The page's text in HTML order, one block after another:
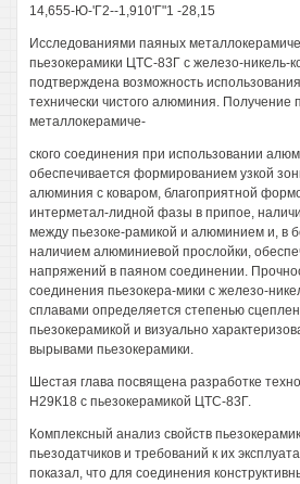
14,655-Ю-'Г2--1,910'Г"1 -28,15
Исследованиями паяных
пьезокерамики ЦТС-83Г с железо-никель-
подтверждена возможность
технически чистого алюминия. Получение
металлокерамиче-
ского соединения при использовании
обеспечивается формированием узкой
алюминия с коваром, благоприятной
интерметал-лидной фазы в припое,
между пьезоке-рамикой и алюминием и, в
наличием алюминиевой прослойки,
напряжений в паяном соединении.
соединения пьезокера-мики с железо-
сплавами определяется степенью
пьезокерамикой и визуально
вырывами пьезокерамики.
Шестая глава посвящена разработке
Н29К18 с пьезокерамикой ЦТС-83Г.
Комплексный анализ свойств
пьезодатчиков и требований к их
показал, что для соединения